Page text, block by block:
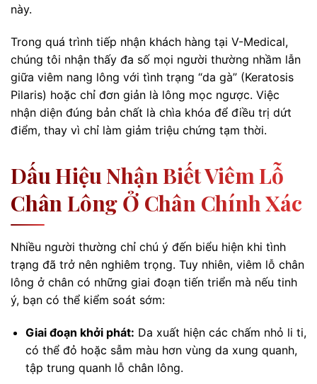
này.
Trong quá trình tiếp nhận khách hàng tại V-Medical,
chúng tôi nhận thấy đa số mọi người thường nhầm lẫn
giữa viêm nang lông với tình trạng “da gà” (Keratosis
Pilaris) hoặc chỉ đơn giản là lông mọc ngược. Việc
nhận diện đúng bản chất là chìa khóa để điều trị dứt
điểm, thay vì chỉ làm giảm triệu chứng tạm thời.
Dấu Hiệu Nhận Biết Viêm Lỗ
Chân Lông Ở Chân Chính Xác
Nhiều người thường chỉ chú ý đến biểu hiện khi tình
trạng đã trở nên nghiêm trọng. Tuy nhiên, viêm lỗ chân
lông ở chân có những giai đoạn tiến triển mà nếu tinh
ý, bạn có thể kiểm soát sớm:
Giai đoạn khởi phát: Da xuất hiện các chấm nhỏ li ti,
có thể đỏ hoặc sẫm màu hơn vùng da xung quanh,
tập trung quanh lỗ chân lông.